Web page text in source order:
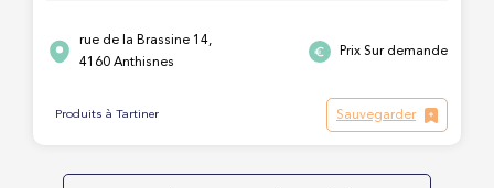
rue de la Brassine 14,
4160 Anthisnes
Prix Sur demande
Produits à Tartiner Sauvegarder